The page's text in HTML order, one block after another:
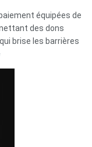
équipées de
des dons
brise les barrières
Fini